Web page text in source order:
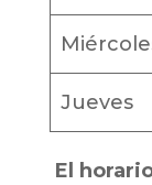
Jueves
El